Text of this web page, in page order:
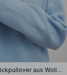
Oversize-Strickpullover aus Wolle mit V-Ausschnitt